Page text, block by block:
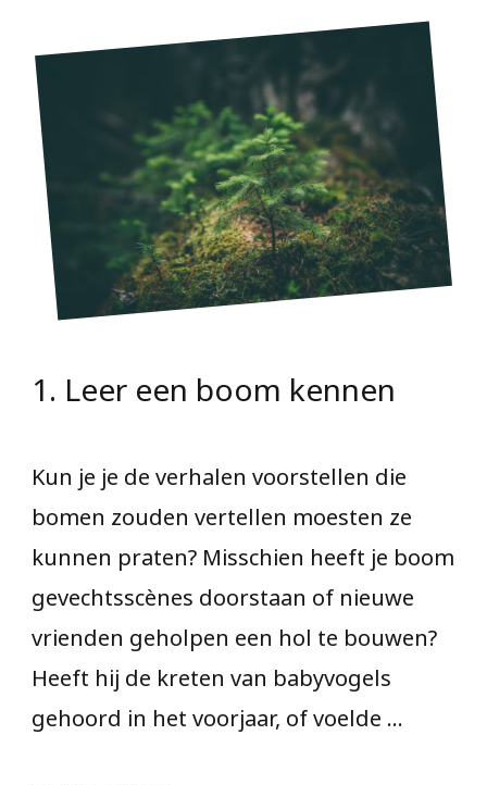
1. Leer een boom kennen
Kun je je de verhalen voorstellen die
bomen zouden vertellen moesten ze
kunnen praten? Misschien heeft je boom
gevechtsscènes doorstaan of nieuwe
vrienden geholpen een hol te bouwen?
Heeft hij de kreten van babyvogels
gehoord in het voorjaar, of voelde …